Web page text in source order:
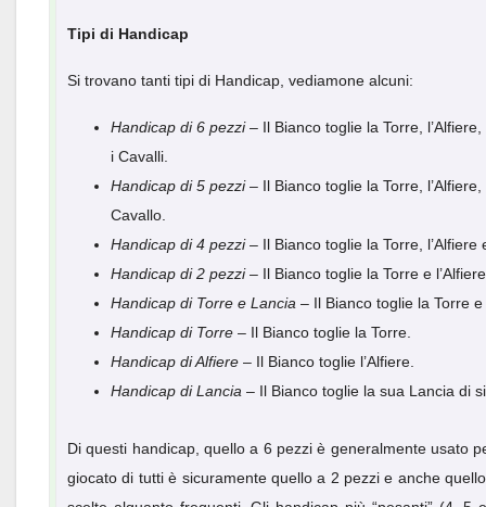
Tipi di Handicap
Si trovano tanti tipi di Handicap, vediamone alcuni:
Handicap di 6 pezzi– Il Bianco toglie la Torre,
i Cavalli.
Handicap di 5 pezzi– Il Bianco toglie la Torre,
Cavallo.
Handicap di 4 pezzi– Il Bianco toglie la Torre, l’Alfiere
Handicap di 2 pezzi– Il Bianco toglie la Torre e
Handicap di Torre e Lancia – Il Bianco toglie la Torre
Handicap di Torre – Il Bianco toglie la Torre.
Handicap di Alfiere – Il Bianco toglie l’Alfiere.
Handicap di Lancia – Il Bianco toglie la sua Lancia di
Di questi handicap, quello a 6 pezzi è generalmente usato
giocato di tutti è sicuramente quello a 2 pezzi e anche